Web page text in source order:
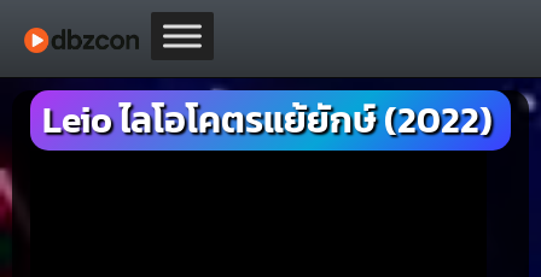
Leio ไลโอโคตรแย้ยักษ์ (2022)